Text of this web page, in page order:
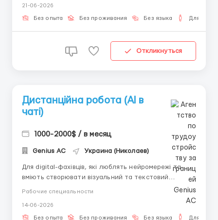
своего ПК/ноутбука обязательно; Стабильный
интернет; Желание общаться и обучаться новому.
21-06-2026
Без опыта Без проживания Без языка Для
Откликнуться
Дистанційна робота (AI в
чаті)
1000-2000$ / в месяц
Genius AС Украина (Николаев)
Для digital-фахівців, які люблять нейромережі та
вміють створювати візуальний та текстовий
контент. Суть роботи: Ведення листування з
чоловіками США на платній платформі знайомств.
Ваше завдання утримувати інтерес за допомогою
текстів та зображень. Обов'язки: Спілкування англ...
Рабочие специальности
14-06-2026
Без опыта Без проживания Без языка Для